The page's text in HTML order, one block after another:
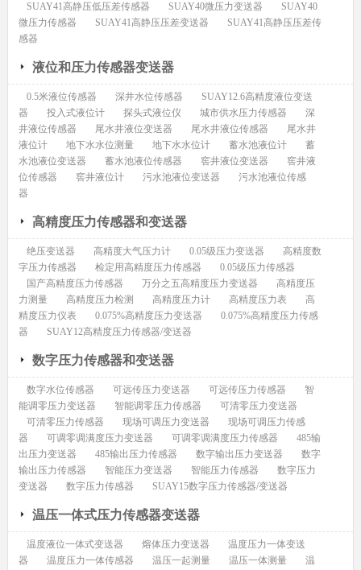
SUAY41高静压低压差传感器
SUAY40微压力变送器
SUAY40
微压力传感器
SUAY41高静压压差变送器
SUAY41高静压压差传
感器
液位和压力传感器变送器
0.5米液位传感器 深井水位传感器
SUAY12.6高精度液位变送
器
投入式液位计 探头式液位仪 城市供水压力传感器
深
井液位传感器
尾水井液位变送器 尾水井液位传感器
尾水井
液位计
地下水水位测量 地下水水位计 蓄水池液位计
蓄
水池液位变送器
蓄水池液位传感器 窖井液位变送器
窖井液
位传感器
窖井液位计 污水池液位变送器
污水池液位传感
器
高精度压力传感器和变送器
绝压变送器 高精度大气压力计 0.05级压力变送器
高精度数
字压力传感器
检定用高精度压力传感器
0.05级压力传感器
国产高精度压力传感器
万分之五高精度压力变送器
高精度压
力测量
高精度压力检测 高精度压力计 高精度压力表
高
精度压力仪表
0.075%高精度压力变送器
0.075%高精度压力传感
器
SUAY12高精度压力传感器/变送器
数字压力传感器和变送器
数字水位传感器 可远传压力变送器 可远传压力传感器
智
能调零压力变送器
智能调零压力传感器
可清零压力变送器
可清零压力传感器
现场可调压力变送器
现场可调压力传感
器
可调零调满度压力变送器 可调零调满度压力传感器
485输
出压力变送器
485输出压力传感器 数字输出压力变送器
数字
输出压力传感器
智能压力变送器 智能压力传感器
数字压力
变送器
数字压力传感器 SUAY15数字压力传感器/变送器
温压一体式压力传感器变送器
温度液位一体式变送器 熔体压力变送器
温度压力一体变送
器
温度压力一体传感器 温压一起测量 温压一体测量
温